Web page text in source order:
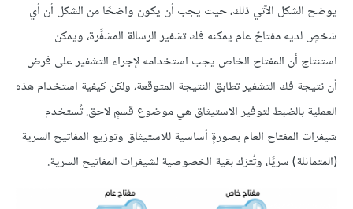
يوضح الشكل الآتي ذلك، حيث يجب أن يكون واضحًا من الشكل أن أي
شخصٍ لديه مفتاحٌ عام يمكنه فك تشفير الرسالة المشفَّرة، ويمكن
استنتاج أن المفتاح الخاص يجب استخدامه لإجراء التشفير على فرض
أن نتيجة فك التشفير تطابق النتيجة المتوقعة، ولكن كيفية استخدام هذه
العملية بالضبط لتوفير الاستيثاق هي موضوع قسمٍ لاحق. تُستخدم
شيفرات المفتاح العام بصورةٍ أساسية للاستيثاق وتوزيع المفاتيح السرية
(المتماثلة) سريًا، وتُترَك بقية الخصوصية لشيفرات المفاتيح السرية.